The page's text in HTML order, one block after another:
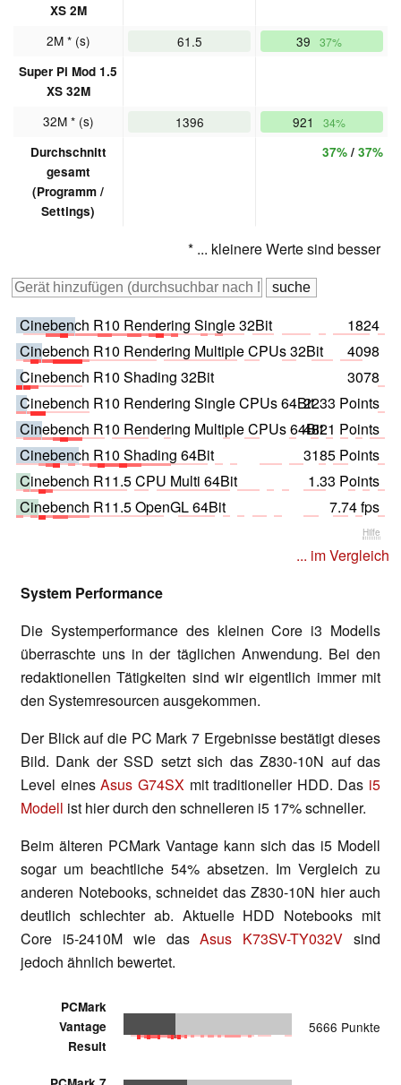
XS 2M
2M * (s) 61.5 39 37%
Super Pi Mod 1.5
XS 32M
32M * (s) 1396 921 34%
Durchschnitt
gesamt
(Programm /
Settings)
37%/ 37%
* ... kleinere Werte sind besser
Cinebench R10 Rendering Single 32Bit
1824
Cinebench R10 Rendering Multiple CPUs 32Bit
4098
Cinebench R10 Shading 32Bit
3078
Cinebench R10 Rendering Single CPUs 64Bit2233 Points
Cinebench R10 Rendering Multiple CPUs 64Bit4821 Points
Cinebench R10 Shading 64Bit
3185 Points
Cinebench R11.5 CPU Multi 64Bit
1.33 Points
Cinebench R11.5 OpenGL 64Bit
7.74 fps
Hilfe
... im Vergleich
System Performance
Die Systemperformance des kleinen Core i3 Modells
überraschte uns in der täglichen Anwendung. Bei den
redaktionellen Tätigkeiten sind wir eigentlich immer mit
den Systemresourcen ausgekommen.
Der Blick auf die PC Mark 7 Ergebnisse bestätigt dieses
Bild. Dank der SSD setzt sich das Z830-10N auf das
Level einesAsus G74SX mit traditioneller HDD. Das i5
Modell ist hier durch den schnelleren i5 17% schneller.
Beim älteren PCMark Vantage kann sich das i5 Modell
sogar um beachtliche 54% absetzen. Im Vergleich zu
anderen Notebooks, schneidet das Z830-10N hier auch
deutlich schlechter ab. Aktuelle HDD Notebooks mit
Core i5-2410M wie dasAsus K73SV-TY032V sind
jedoch ähnlich bewertet.
PCMark
Vantage
Result
5666 Punkte